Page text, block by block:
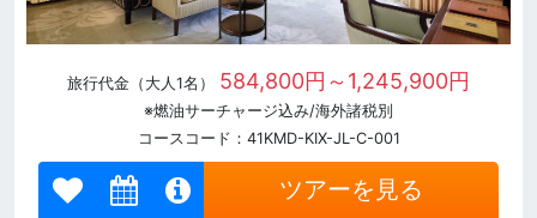
旅行代金（大人1名） 584,800円～1,245,900円
※燃油サーチャージ込み/海外諸税別
コースコード：41KMD-KIX-JL-C-001
ツアーを見る